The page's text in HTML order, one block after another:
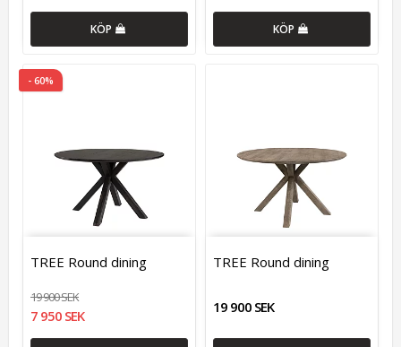
KÖP KÖP
- 60%
TREE Round dining
19 900 SEK
7 950 SEK
TREE Round dining
19 900 SEK